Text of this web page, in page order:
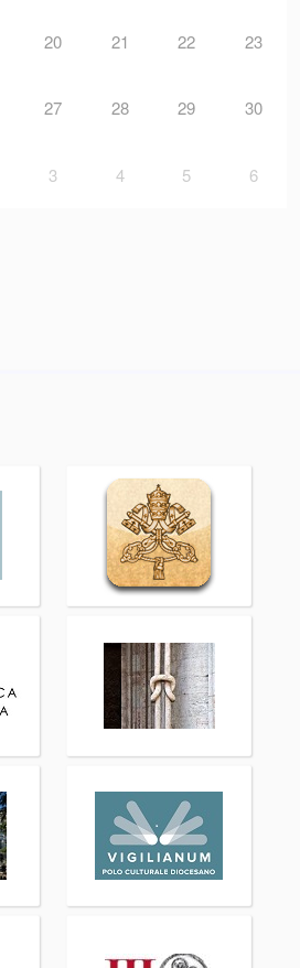
20 21 22 23
27 28 29 30
3 4 5 6